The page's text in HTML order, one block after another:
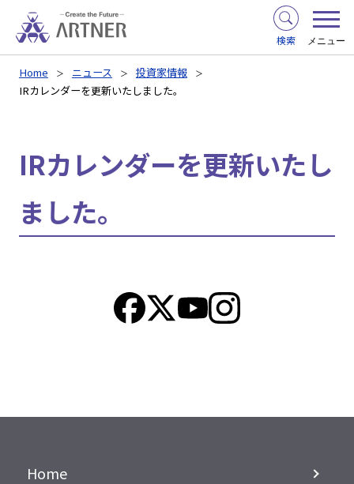
検索 メニュー
Home ニュース
投資家情報
IRカレンダーを更新いたしました。
IRカレンダーを更新いたし
ました。
Home